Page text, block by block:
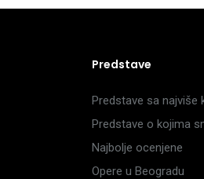
Predstave
Predstave sa najviše
Predstave o kojima
Najbolje ocenjene
Opere u Beogradu